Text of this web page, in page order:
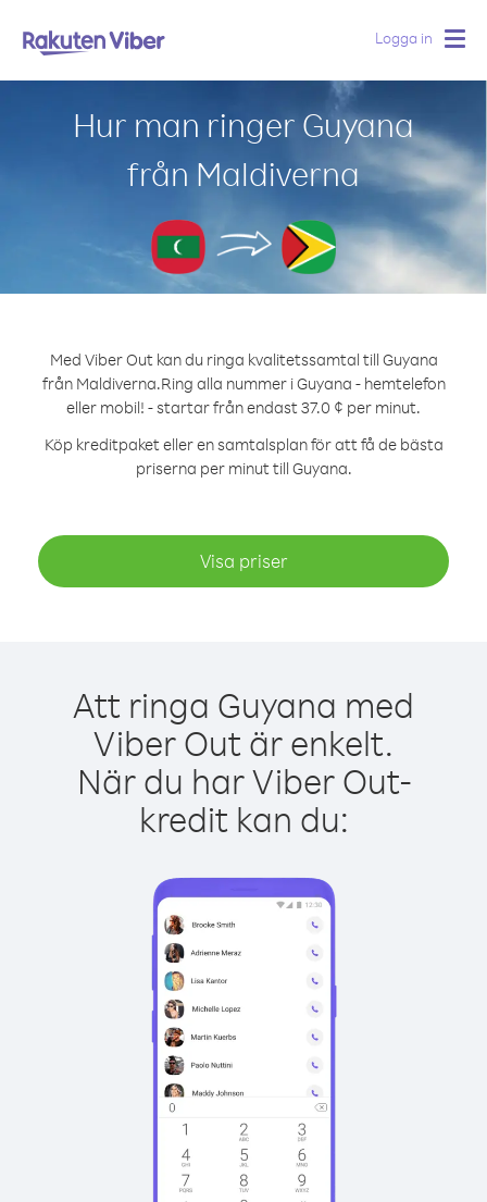
Logga in
Hur man ringer Guyana
från Maldiverna
Med Viber Out kan du ringa kvalitetssamtal till Guyana
från Maldiverna.Ring alla nummer i Guyana - hemtelefon
eller mobil! - startar från endast 37.0 ¢ per minut.
Köp kreditpaket eller en samtalsplan för att få de bästa
priserna per minut till Guyana.
Visa priser
Att ringa Guyana med
Viber Out är enkelt.
När du har Viber Out-
kredit kan du: